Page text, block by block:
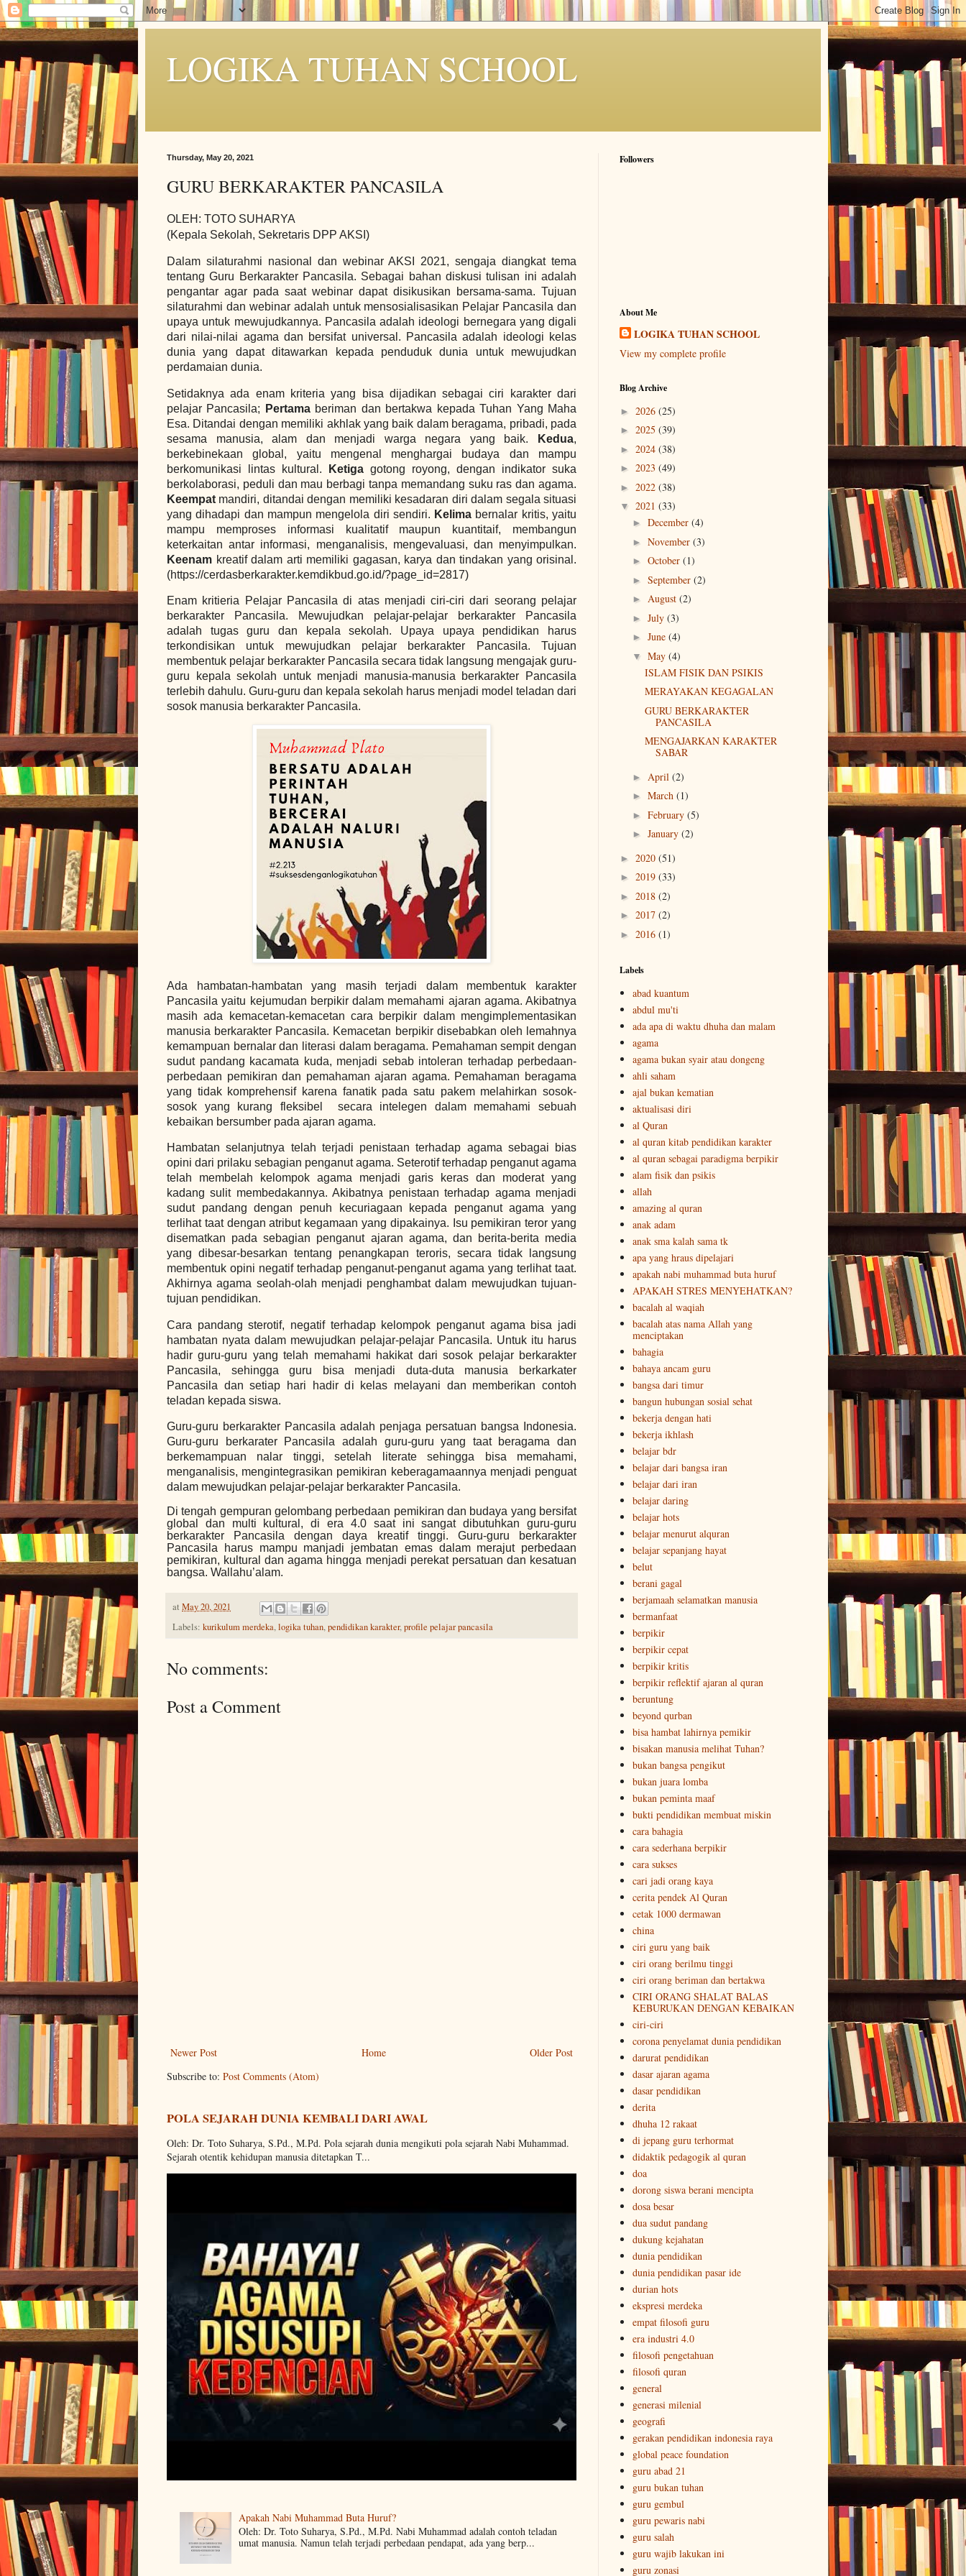
LOGIKA TUHAN SCHOOL
Thursday, May 20, 2021
GURU BERKARAKTER PANCASILA
OLEH: TOTO SUHARYA
(Kepala Sekolah, Sekretaris DPP AKSI)
Dalam silaturahmi nasional dan webinar AKSI 2021, sengaja diangkat tema
tentang Guru Berkarakter Pancasila. Sebagai bahan diskusi tulisan ini adalah
pengantar agar pada saat webinar dapat disikusikan bersama-sama. Tujuan
silaturahmi dan webinar adalah untuk mensosialisasikan Pelajar Pancasila dan
upaya untuk mewujudkannya. Pancasila adalah ideologi bernegara yang digali
dari nilai-nilai agama dan bersifat universal. Pancasila adalah ideologi kelas
dunia yang dapat ditawarkan kepada penduduk dunia untuk mewujudkan
perdamaian dunia.
Setidaknya ada enam kriteria yang bisa dijadikan sebagai ciri karakter dari
pelajar Pancasila;
Pertamaberiman dan bertakwa kepada Tuhan Yang Maha
Esa. Ditandai dengan memiliki akhlak yang baik dalam beragama, pribadi, pada
sesama manusia, alam dan menjadi warga negara yang baik.
Kedua,
berkebinekaan global, yaitu mengenal menghargai budaya dan mampu
berkomunikasi lintas kultural.
Ketiga gotong royong, dengan indikator suka
berkolaborasi, peduli dan mau berbagi tanpa memandang suku ras dan agama.
Keempat mandiri, ditandai dengan memiliki kesadaran diri dalam segala situasi
yang dihadapi dan mampun mengelola diri sendiri. Kelima bernalar kritis, yaitu
mampu memproses informasi kualitatif maupun kuantitaif, membangun
keterkaitan antar informasi, menganalisis, mengevaluasi, dan menyimpulkan.
Keenam kreatif dalam arti memiliki gagasan, karya dan tindakan yang orisinal.
(https://cerdasberkarakter.kemdikbud.go.id/?page_id=2817)
Enam kritieria Pelajar Pancasila di atas menjadi ciri-ciri dari seorang pelajar
berkarakter Pancasila. Mewujudkan pelajar-pelajar berkarakter Pancasila
adalah tugas guru dan kepala sekolah. Upaya upaya pendidikan harus
terkondisikan untuk mewujudkan pelajar berkarakter Pancasila. Tujuan
membentuk pelajar berkarakter Pancasila secara tidak langsung mengajak guru-
guru kepala sekolah untuk menjadi manusia-manusia berkarakter Pancasila
terlebih dahulu. Guru-guru dan kepala sekolah harus menjadi model teladan dari
sosok manusia berkarakter Pancasila.
Ada hambatan-hambatan yang masih terjadi dalam membentuk karakter
Pancasila yaitu kejumudan berpikir dalam memahami ajaran agama. Akibatnya
masih ada kemacetan-kemacetan cara berpikir dalam mengimplementasikan
manusia berkarakter Pancasila. Kemacetan berpikir disebabkan oleh lemahnya
kemampuan bernalar dan literasi dalam beragama. Pemahaman sempit dengan
sudut pandang kacamata kuda, menjadi sebab intoleran terhadap perbedaan-
perbedaan pemikiran dan pemahaman ajaran agama. Pemahaman beragama
yang tidak komprehensif karena fanatik pada satu pakem melahirkan sosok-
sosok yang kurang fleksibel secara intelegen dalam memahami sebuah
kebaikan bersumber pada ajaran agama.
Hambatan selanjutnya telah terjadi penistaan terhadap agama sebagai bias
opini dari prilaku sebagian penganut agama. Seterotif terhadap penganut agama
telah membelah kelompok agama menjadi garis keras dan moderat yang
kadang sulit membedakannya. Akibatnya penistaan terhadap agama menjadi
sudut pandang dengan penuh kecuriagaan kepada penganut agama yang
terlihat taat dengan atribut kegamaan yang dipakainya. Isu pemikiran teror yang
disematkan pada sebagian penganut ajaran agama, dan berita-berita media
yang dibesar-besarkan tentang penangkapan teroris, secara tidak langsung
membentuk opini negatif terhadap penganut-penganut agama yang terlihat taat.
Akhirnya agama seolah-olah menjadi penghambat dalam mewujudkan tujuan-
tujuan pendidikan.
Cara pandang sterotif, negatif terhadap kelompok penganut agama bisa jadi
hambatan nyata dalam mewujudkan pelajar-pelajar Pancasila. Untuk itu harus
hadir guru-guru yang telah memahami hakikat dari sosok pelajar berkarakter
Pancasila, sehingga guru bisa menjadi duta-duta manusia berkarkater
Pancasila dan setiap hari hadir di kelas melayani dan memberikan contoh
teladan kepada siswa.
Guru-guru berkarakter Pancasila adalah penjaga persatuan bangsa Indonesia.
Guru-guru berkarater Pancasila adalah guru-guru yang taat beragama dan
berkemampuan nalar tinggi, setelah literate sehingga bisa memahami,
menganalisis, mengintegrasikan pemikiran keberagamaannya menjadi penguat
dalam mewujudkan pelajar-pelajar berkarakter Pancasila.
Di tengah gempuran gelombang perbedaan pemikiran dan budaya yang bersifat
global dan multi kultural, di era 4.0 saat ini sangat dibutuhkan guru-guru
berkarakter Pancasila dengan daya kreatif tinggi. Guru-guru berkarakter
Pancasila harus mampu manjadi jembatan emas dalam merajut perbedaan
pemikiran, kultural dan agama hingga menjadi perekat persatuan dan kesatuan
bangsa. Wallahu’alam.
at May 20, 2021
Labels: kurikulum merdeka,logika tuhan,pendidikan karakter,profile pelajar pancasila
No comments:
Post a Comment
Newer Post Older Post
Home
Subscribe to: Post Comments (Atom)
POLA SEJARAH DUNIA KEMBALI DARI AWAL
Oleh: Dr. Toto Suharya, S.Pd., M.Pd. Pola sejarah dunia mengikuti pola sejarah Nabi Muhammad.
Sejarah otentik kehidupan manusia ditetapkan T...
Apakah Nabi Muhammad Buta Huruf?
Oleh: Dr. Toto Suharya, S.Pd., M.Pd. Nabi Muhammad adalah contoh teladan
umat manusia. Namun telah terjadi perbedaan pendapat, ada yang berp...
Followers
About Me
LOGIKA TUHAN SCHOOL
View my complete profile
Blog Archive
► 2026 (25)
► 2025 (39)
► 2024 (38)
► 2023 (49)
► 2022 (38)
▼ 2021 (33)
► December (4)
► November (3)
► October (1)
► September (2)
► August (2)
► July (3)
► June (4)
▼ May (4)
ISLAM FISIK DAN PSIKIS
MERAYAKAN KEGAGALAN
GURU BERKARAKTER
PANCASILA
MENGAJARKAN KARAKTER
SABAR
► April (2)
► March (1)
► February (5)
► January (2)
► 2020 (51)
► 2019 (33)
► 2018 (2)
► 2017 (2)
► 2016 (1)
Labels
abad kuantum
abdul mu'ti
ada apa di waktu dhuha dan malam
agama
agama bukan syair atau dongeng
ahli saham
ajal bukan kematian
aktualisasi diri
al Quran
al quran kitab pendidikan karakter
al quran sebagai paradigma berpikir
alam fisik dan psikis
allah
amazing al quran
anak adam
anak sma kalah sama tk
apa yang hraus dipelajari
apakah nabi muhammad buta huruf
APAKAH STRES MENYEHATKAN?
bacalah al waqiah
bacalah atas nama Allah yang
menciptakan
bahagia
bahaya ancam guru
bangsa dari timur
bangun hubungan sosial sehat
bekerja dengan hati
bekerja ikhlash
belajar bdr
belajar dari bangsa iran
belajar dari iran
belajar daring
belajar hots
belajar menurut alquran
belajar sepanjang hayat
belut
berani gagal
berjamaah selamatkan manusia
bermanfaat
berpikir
berpikir cepat
berpikir kritis
berpikir reflektif ajaran al quran
beruntung
beyond qurban
bisa hambat lahirnya pemikir
bisakan manusia melihat Tuhan?
bukan bangsa pengikut
bukan juara lomba
bukan peminta maaf
bukti pendidikan membuat miskin
cara bahagia
cara sederhana berpikir
cara sukses
cari jadi orang kaya
cerita pendek Al Quran
cetak 1000 dermawan
china
ciri guru yang baik
ciri orang berilmu tinggi
ciri orang beriman dan bertakwa
CIRI ORANG SHALAT BALAS
KEBURUKAN DENGAN KEBAIKAN
ciri-ciri
corona penyelamat dunia pendidikan
darurat pendidikan
dasar ajaran agama
dasar pendidikan
derita
dhuha 12 rakaat
di jepang guru terhormat
didaktik pedagogik al quran
doa
dorong siswa berani mencipta
dosa besar
dua sudut pandang
dukung kejahatan
dunia pendidikan
dunia pendidikan pasar ide
durian hots
ekspresi merdeka
empat filosofi guru
era industri 4.0
filosofi pengetahuan
filosofi quran
general
generasi milenial
geografi
gerakan pendidikan indonesia raya
global peace foundation
guru abad 21
guru bukan tuhan
guru gembul
guru pewaris nabi
guru salah
guru wajib lakukan ini
guru zonasi